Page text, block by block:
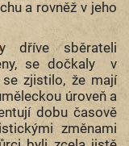
a rovněž v jeho
dříve sběrateli
se dočkaly v
se zjistilo, že mají
úroveň a
dobu časově
změnami